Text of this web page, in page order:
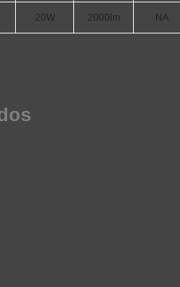
20W 2000lm NA